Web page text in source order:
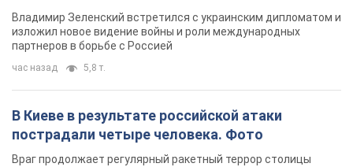
Владимир Зеленский встретился с украинским дипломатом и
изложил новое видение войны и роли международных
партнеров в борьбе с Россией
час назад 5,8 т.
В Киеве в результате российской атаки
пострадали четыре человека. Фото
Враг продолжает регулярный ракетный террор столицы